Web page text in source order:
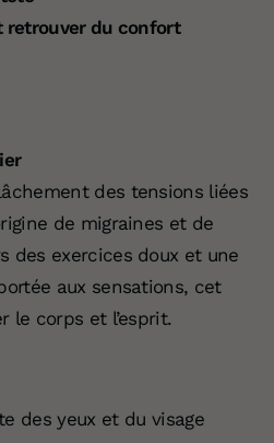
retrouver du confort
des tensions liées
de migraines et de
des exercices doux et une
aux sensations, cet
le corps et l’esprit.
des yeux et du visage